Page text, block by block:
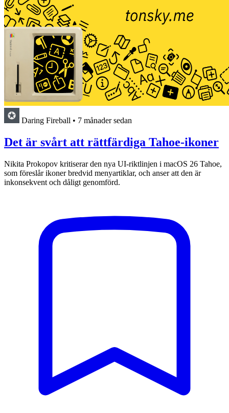
Daring Fireball • 7 månader sedan
Det är svårt att rättfärdiga Tahoe-ikoner
Nikita Prokopov kritiserar den nya UI-riktlinjen i macOS 26 Tahoe,
som föreslår ikoner bredvid menyartiklar, och anser att den är
inkonsekvent och dåligt genomförd.